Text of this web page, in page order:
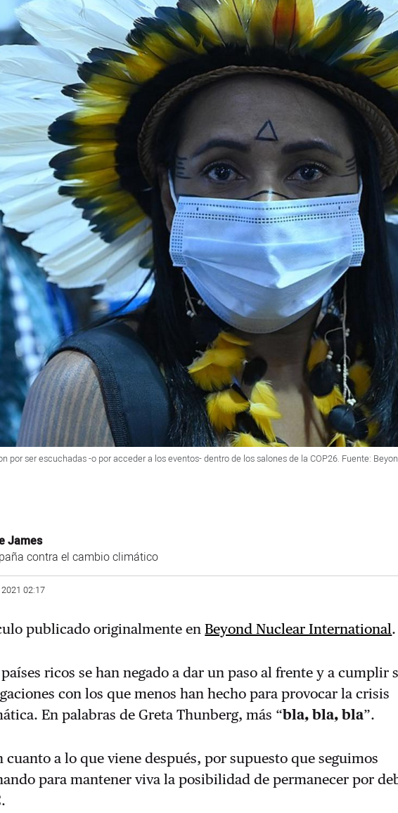
por ser escuchadas -o por acceder a los eventos- dentro de los salones de la COP26. Fuente:
James
contra el cambio climático
02:17
publicado originalmente enBeyond Nuclear International.
ricos se han negado a dar un paso al frente y a cumplir
con los que menos han hecho para provocar la crisis
En palabras de Greta Thunberg, más “bla, bla, bla”.
cuanto a lo que viene después, por supuesto que seguimos
para mantener viva la posibilidad de permanecer por